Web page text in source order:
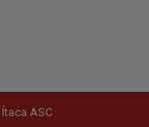
Ítaca ASC